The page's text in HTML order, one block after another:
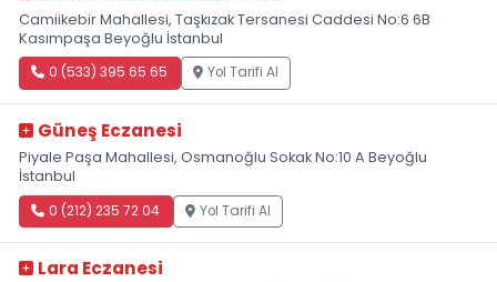
Camiikebir Mahallesi, Taşkızak Tersanesi Caddesi No:6 6B
Kasımpaşa Beyoğlu İstanbul
0 (533) 395 65 65 Yol Tarifi Al
Güneş Eczanesi
Piyale Paşa Mahallesi, Osmanoğlu Sokak No:10 A Beyoğlu
İstanbul
0 (212) 235 72 04 Yol Tarifi Al
Lara Eczanesi